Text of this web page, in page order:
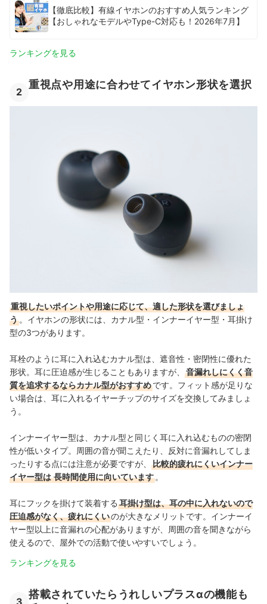
【徹底比較】有線イヤホンのおすすめ人気ランキング
【おしゃれなモデルやType-C対応も！2026年7月】
ランキングを見る
2
重視点や用途に合わせてイヤホン形状を選択
重視したいポイントや用途に応じて、適した形状を選びましょ
う 。イヤホンの形状には、カナル型・インナーイヤー型・耳掛け
型の3つがあります。
耳栓のように耳に入れ込むカナル型は、遮音性・密閉性に優れた
形状。耳に圧迫感が生じることもありますが、
音漏れしにくく音
質を追求するならカナル型がおすすめです。フィット感が足りな
い場合は、耳に入れるイヤーチップのサイズを交換してみましょ
う。
インナーイヤー型は、カナル型と同じく耳に入れ込むものの密閉
性が低いタイプ。周囲の音が聞こえたり、反対に音漏れしてしま
ったりする点には注意が必要ですが、
比較的疲れにくいインナー
イヤー型は 長時間使用に向いています 。
耳にフックを掛けて装着する 耳掛け型は、耳の中に入れないので
圧迫感がなく、疲れにくいのが大きなメリットです。インナーイ
ヤー型以上に音漏れの心配がありますが、周囲の音を聞きながら
使えるので、屋外での活動で使いやすいでしょう。
ランキングを見る
3
搭載されていたらうれしいプラスαの機能も